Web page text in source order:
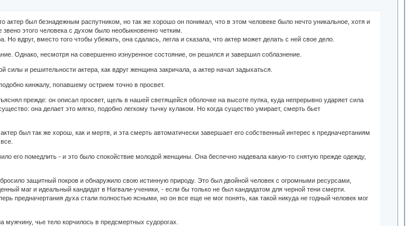
был безнадежным распутником, но так же хорошо он понимал, что в этом человеке было нечто уникальное, хотя и
этого человека с духом было необыкновенно четким.
Но вдруг, вместо того чтобы убежать, она сдалась, легла и сказала, что актер может делать с ней свое дело.
Однако, несмотря на совершенно изнуренное состояние, он решился и завершил соблазнение.
силы и решительности актера, как вдруг женщина закричала, а актер начал задыхаться.
кинжалу, попавшему острием точно в просвет.
прежде: он описал просвет, щель в нашей светящейся оболочке на высоте пупка, куда непрерывно ударяет сила
она делает это мягко, подобно легкому тычку кулаком. Но когда существо умирает, смерть бьет
был так же хорош, как и мертв, и эта смерть автоматически завершает его собственный интерес к предначертаниям
его помедлить - и это было спокойствие молодой женщины. Она беспечно надевала какую-то снятую прежде одежду,
защитный покров и обнаружило свою истинную природу. Это был двойной человек с огромными ресурсами,
маг и идеальный кандидат в Нагвали-ученики, - если бы только не был кандидатом для черной тени смерти.
предначертания духа стали полностью ясными, но он все еще не мог понять, как такой никуда не годный человек мог
чье тело корчилось в предсмертных судорогах.